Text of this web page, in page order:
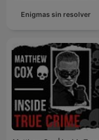
Enigmas sin resolver